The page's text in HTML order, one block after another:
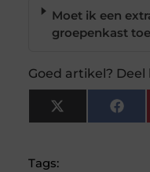
Moet ik een
groepenkast
Goed artikel?
X
(Twitter)
Tags: